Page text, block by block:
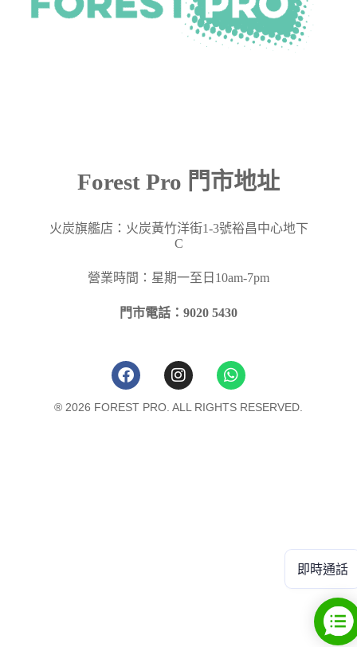
Forest Pro 門市地址
火炭旗艦店：火炭黃竹洋街1-3號裕昌中心地下
C
營業時間：星期一至日10am-7pm
門市電話：9020 5430
® 2026 FOREST PRO. ALL RIGHTS RESERVED.
即時通話